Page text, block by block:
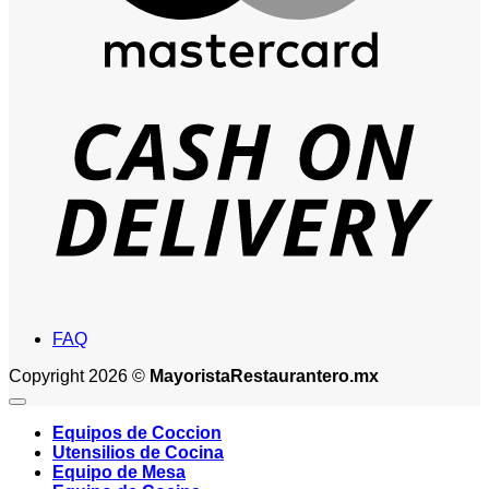
FAQ
Copyright 2026 © MayoristaRestaurantero.mx
Equipos de Coccion
Utensilios de Cocina
Equipo de Mesa